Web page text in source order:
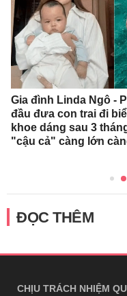
Gia đình Linda Ngô -
đầu đưa con trai đi
khoe dáng sau 3
"cậu cả" càng lớn
ĐỌC THÊM
CHỊU TRÁCH NHIỆM